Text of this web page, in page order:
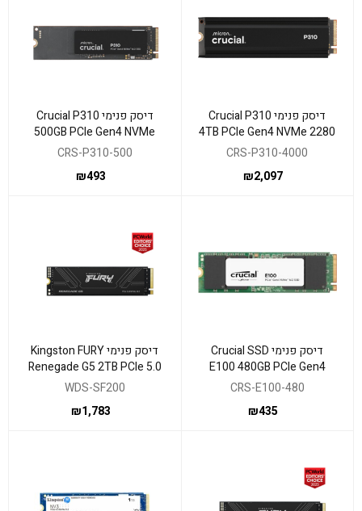
דיסק פנימי Crucial P310
4TB PCIe Gen4 NVMe 2280
M.2 SSD Heatsinc
CRS-P310-4000
₪2,097
דיסק פנימי Crucial P310
500GB PCIe Gen4 NVMe
2280 M.2
CRS-P310-500
₪493
דיסק פנימי Crucial SSD
E100 480GB PCIe Gen4
2280 NVMe M.2
CRS-E100-480
₪435
דיסק פנימי Kingston FURY
Renegade G5 2TB PCIe 5.0
NVMe M.2 SSD
WDS-SF200
₪1,783